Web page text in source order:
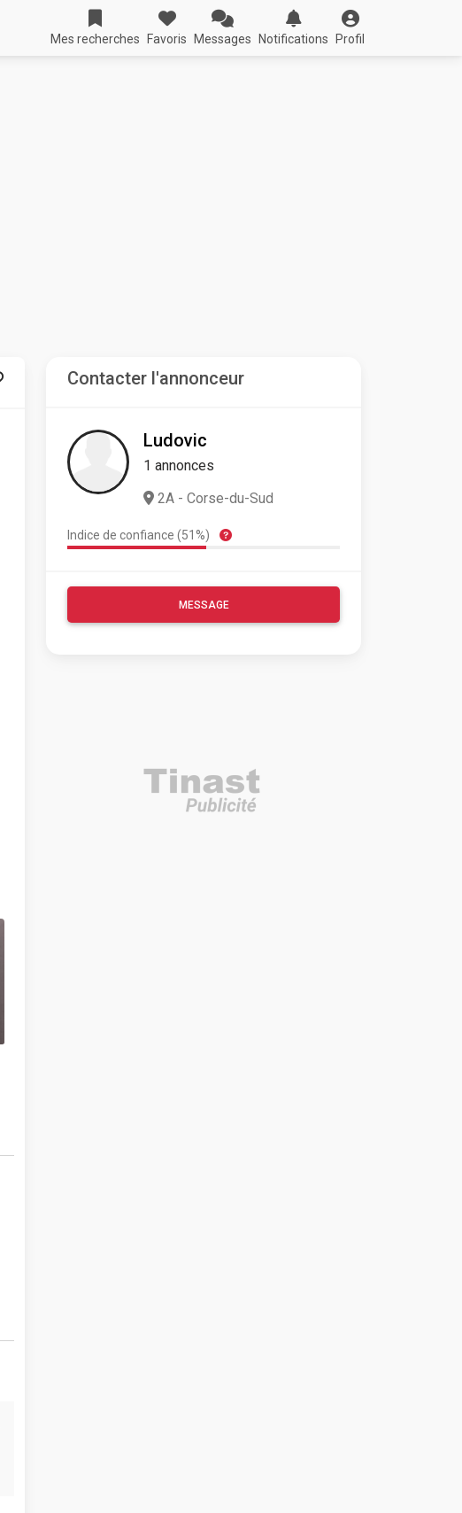
Mes recherches Favoris Messages Notifications Profil
Contacter l'annonceur
Ludovic
1 annonces
2A - Corse-du-Sud
Indice de confiance (51%)
MESSAGE